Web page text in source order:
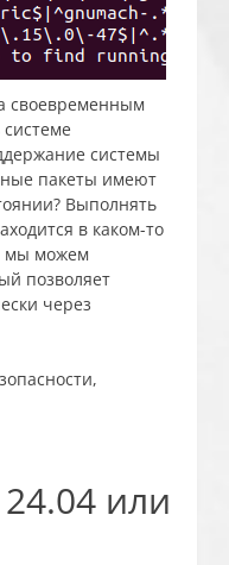
своевременным
системы
пакеты имеют
Выполнять
в каком-то
мы можем
позволяет
через
или